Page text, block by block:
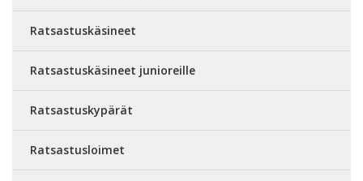
Ratsastuskäsineet
Ratsastuskäsineet junioreille
Ratsastuskypärät
Ratsastusloimet